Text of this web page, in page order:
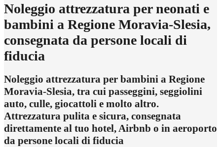
Noleggio attrezzatura per neonati e
bambini a Regione Moravia-Slesia,
consegnata da persone locali di
fiducia
Noleggio attrezzatura per bambini a Regione
Moravia-Slesia, tra cui passeggini, seggiolini
auto, culle, giocattoli e molto altro.
Attrezzatura pulita e sicura, consegnata
direttamente al tuo hotel, Airbnb o in aeroporto
da persone locali di fiducia